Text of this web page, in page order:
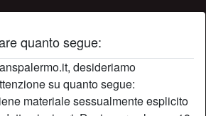
quanto segue:
desideriamo
su quanto segue:
materiale sessualmente esplicito